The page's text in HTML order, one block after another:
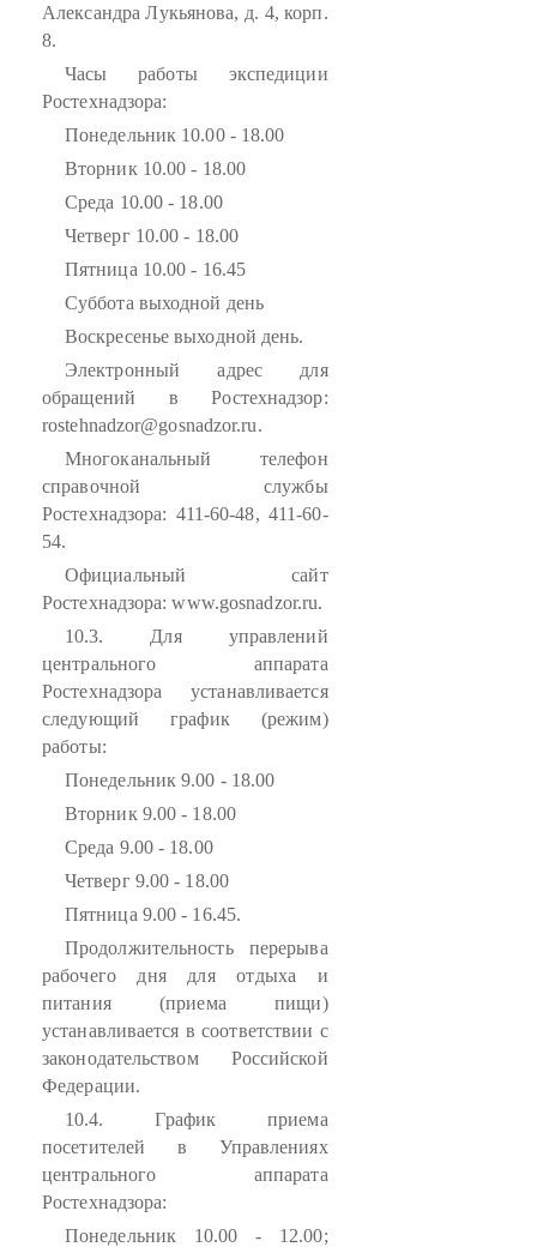
Александра Лукьянова, д. 4, корп.
8.
Часы работы экспедиции
Ростехнадзора:
Понедельник 10.00 - 18.00
Вторник 10.00 - 18.00
Среда 10.00 - 18.00
Четверг 10.00 - 18.00
Пятница 10.00 - 16.45
Суббота выходной день
Воскресенье выходной день.
Электронный адрес для
обращений в Ростехнадзор:
rostehnadzor@gosnadzor.ru.
Многоканальный телефон
справочной службы
Ростехнадзора: 411-60-48, 411-60-
54.
Официальный сайт
Ростехнадзора: www.gosnadzor.ru.
10.3. Для управлений
центрального аппарата
Ростехнадзора устанавливается
следующий график (режим)
работы:
Понедельник 9.00 - 18.00
Вторник 9.00 - 18.00
Среда 9.00 - 18.00
Четверг 9.00 - 18.00
Пятница 9.00 - 16.45.
Продолжительность перерыва
рабочего дня для отдыха и
питания (приема пищи)
устанавливается в соответствии с
законодательством Российской
Федерации.
10.4. График приема
посетителей в Управлениях
центрального аппарата
Ростехнадзора:
Понедельник 10.00 - 12.00;